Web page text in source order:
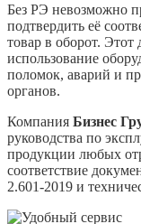
Без РЭ невозможно
подтвердить её
товар в оборот. Этот
использование
поломок, аварий и
органов.
Компания Бизнес
руководства по
продукции любых
соответствие
2.601-2019 и